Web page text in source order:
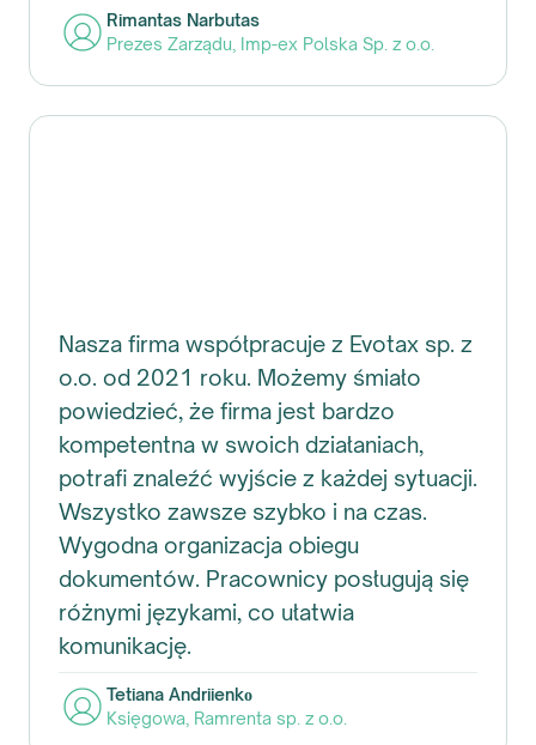
Rimantas Narbutas
Prezes Zarządu Imp-ex Polska Sp. z o.o.
Nasza firma współpracuje z Evotax sp. z
o.o. od 2021 roku. Możemy śmiało
powiedzieć, że firma jest bardzo
kompetentna w swoich działaniach,
potrafi znaleźć wyjście z każdej sytuacji.
Wszystko zawsze szybko i na czas.
Wygodna organizacja obiegu
dokumentów. Pracownicy posługują się
różnymi językami, co ułatwia
komunikację.
Tetiana Andriienkо
Księgowa Ramrenta sp. z o.o.